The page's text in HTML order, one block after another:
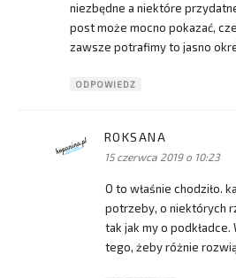
niezbędne a niektóre
post może mocno pokazać,
zawsze potrafimy to jasno
ODPOWIEDZ
ROKSANA
15 czerwca 2019 o 10:23
O to właśnie chodziło.
potrzeby, o niektórych
tak jak my o
tego, żeby różnie